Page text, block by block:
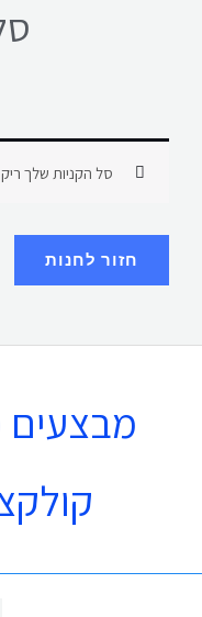
סל הקניות שלך
חזור לחנות
מבצעים